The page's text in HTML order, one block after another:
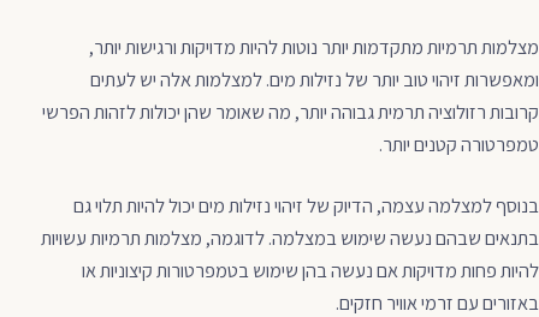
מצלמות תרמיות מתקדמות יותר נוטות להיות מדויקות ורגישות יותר,
ומאפשרות זיהוי טוב יותר של נזילות מים. למצלמות אלה יש לעתים
קרובות רזולוציה תרמית גבוהה יותר, מה שאומר שהן יכולות לזהות הפרשי
טמפרטורה קטנים יותר.
בנוסף למצלמה עצמה, הדיוק של זיהוי נזילות מים יכול להיות תלוי גם
בתנאים שבהם נעשה שימוש במצלמה. לדוגמה, מצלמות תרמיות עשויות
להיות פחות מדויקות אם נעשה בהן שימוש בטמפרטורות קיצוניות או
באזורים עם זרמי אוויר חזקים.